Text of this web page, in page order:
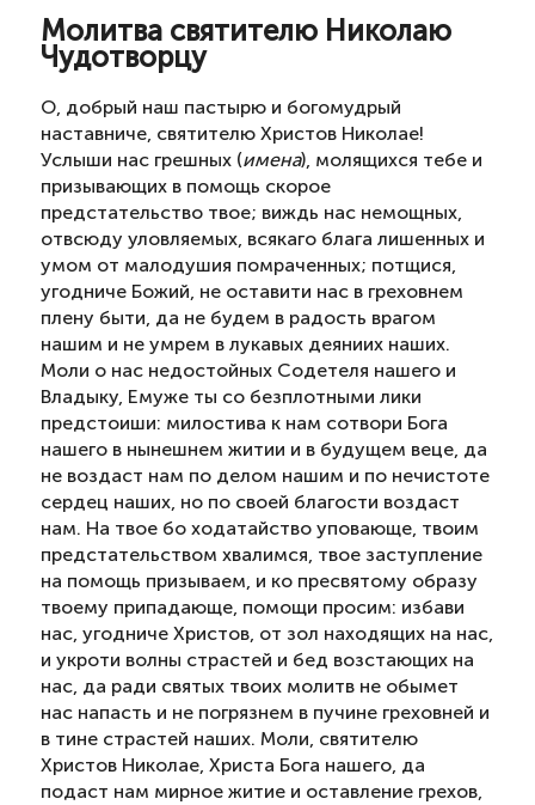
Молитва святителю Николаю
Чудотворцу
О, добрый наш пастырю и богомудрый
наставниче, святителю Христов Николае!
Услыши нас грешных (имена), молящихся тебе и
призывающих в помощь скорое
предстательство твое; виждь нас немощных,
отвсюду уловляемых, всякаго блага лишенных и
умом от малодушия помраченных; потщися,
угодниче Божий, не оставити нас в греховнем
плену быти, да не будем в радость врагом
нашим и не умрем в лукавых деяниих наших.
Моли о нас недостойных Содетеля нашего и
Владыку, Емуже ты со безплотными лики
предстоиши: милостива к нам сотвори Бога
нашего в нынешнем житии и в будущем веце, да
не воздаст нам по делом нашим и по нечистоте
сердец наших, но по своей благости воздаст
нам. На твое бо ходатайство уповающе, твоим
предстательством хвалимся, твое заступление
на помощь призываем, и ко пресвятому образу
твоему припадающе, помощи просим: избави
нас, угодниче Христов, от зол находящих на нас,
и укроти волны страстей и бед возстающих на
нас, да ради святых твоих молитв не обымет
нас напасть и не погрязнем в пучине греховней и
в тине страстей наших. Моли, святителю
Христов Николае, Христа Бога нашего, да
подаст нам мирное житие и оставление грехов,